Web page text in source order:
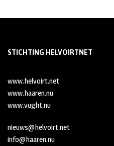
STICHTING HELVOIRTNET
www.helvoirt.net
www.haaren.nu
www.vught.nu
nieuws@helvoirt.net
info@haaren.nu